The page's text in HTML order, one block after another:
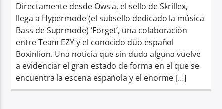
Directamente desde Owsla, el sello de Skrillex,
llega a Hypermode (el subsello dedicado la música
Bass de Suprmode) ‘Forget’, una colaboración
entre Team EZY y el conocido dúo español
Boxinlion. Una noticia que sin duda alguna vuelve
a evidenciar el gran estado de forma en el que se
encuentra la escena española y el enorme […]